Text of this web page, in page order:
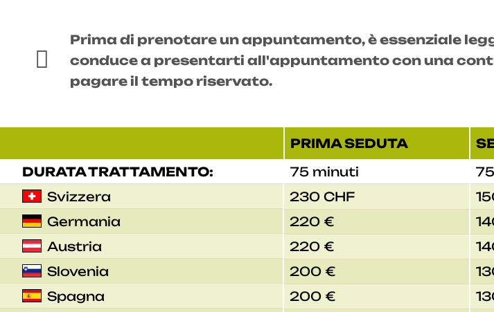
Prima di prenotare un appuntamento, è essenziale
conduce a presentarti all'appuntamento con una
pagare il tempo riservato.
PRIMA SEDUTA
DURATA TRATTAMENTO:
75 minuti
Svizzera
230 CHF
Germania
220 €
Austria
220 €
Slovenia
200 €
Spagna
200 €